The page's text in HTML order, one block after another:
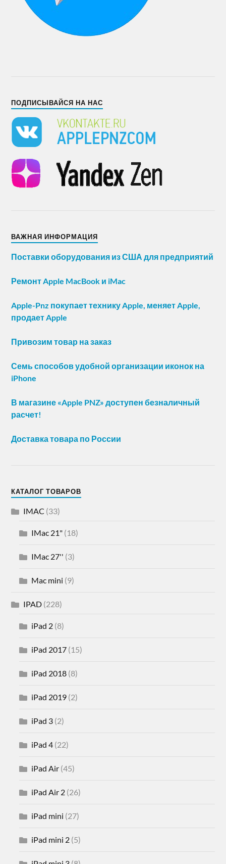
ПОДПИСЫВАЙСЯ НА НАС
ВАЖНАЯ ИНФОРМАЦИЯ
Поставки оборудования из США для предприятий
Ремонт Apple MacBook и iMac
Apple-Pnz покупает технику Apple, меняет Apple,
продает Apple
Привозим товар на заказ
Семь способов удобной организации иконок на
iPhone
В магазине «Apple PNZ» доступен безналичный
расчет!
Доставка товара по России
КАТАЛОГ ТОВАРОВ
IMAC (33)
IMac 21" (18)
IMac 27'' (3)
Mac mini (9)
IPAD (228)
iPad 2 (8)
iPad 2017 (15)
iPad 2018 (8)
iPad 2019 (2)
iPad 3 (2)
iPad 4 (22)
iPad Air (45)
iPad Air 2 (26)
iPad mini (27)
iPad mini 2 (5)